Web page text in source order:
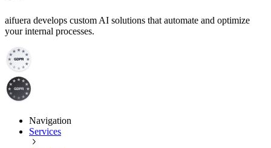
aifuera develops custom AI solutions that automate and optimize
your internal processes.
Navigation
Services